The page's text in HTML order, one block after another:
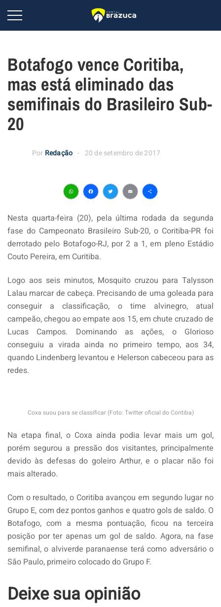
Botafogo vence Coritiba,
mas está eliminado das
semifinais do Brasileiro Sub-
20
Por Redação 20 de setembro de 2017
WhatsApp
Facebook
Twitter
EmailShare
Nesta quarta-feira (20), pela última rodada da segunda
fase do Campeonato Brasileiro Sub-20, o Coritiba-PR foi
derrotado pelo Botafogo-RJ, por 2 a 1, em pleno Estádio
Couto Pereira, em Curitiba.
Logo aos seis minutos, Mosquito cruzou para Talysson
Lalau marcar de cabeça. Precisando de uma goleada para
conseguir a classificação, o time alvinegro, atual
campeão, chegou ao empate aos 15, em chute cruzado de
Lucas Campos. Dominando as ações, o Glorioso
conseguiu a virada ainda no primeiro tempo, aos 34,
quando Lindenberg levantou e Helerson cabeceou para as
redes.
Coxa suou para se classificar (Foto: Twitter oficial do Coritiba)
Na etapa final, o Coxa ainda podia levar mais um gol,
porém segurou a pressão dos visitantes, principalmente
devido às defesas do goleiro Arthur, e o placar não foi
mais alterado.
Com o resultado, o Coritiba avançou em segundo lugar no
Grupo E, com dez pontos ganhos e quatro gols de saldo. O
Botafogo, com a mesma pontuação, ficou na terceira
posição por ter apenas um gol de saldo. Agora, na fase
semifinal, o alviverde paranaense terá como adversário o
São Paulo, primeiro colocado do Grupo F.
Deixe sua opinião